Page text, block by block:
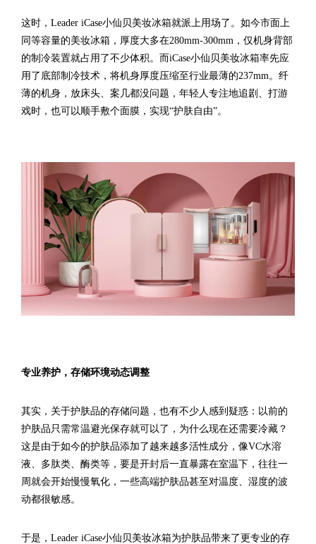
这时，Leader iCase小仙贝美妆冰箱就派上用场了。如今市面上
同等容量的美妆冰箱，厚度大多在280mm-300mm，仅机身背部
的制冷装置就占用了不少体积。而iCase小仙贝美妆冰箱率先应
用了底部制冷技术，将机身厚度压缩至行业最薄的237mm。纤
薄的机身，放床头、案几都没问题，年轻人专注地追剧、打游
戏时，也可以顺手敷个面膜，实现“护肤自由”。
专业养护，存储环境动态调整
其实，关于护肤品的存储问题，也有不少人感到疑惑：以前的
护肤品只需常温避光保存就可以了，为什么现在还需要冷藏？
这是由于如今的护肤品添加了越来越多活性成分，像VC水溶
液、多肽类、酶类等，要是开封后一直暴露在室温下，往往一
周就会开始慢慢氧化，一些高端护肤品甚至对温度、湿度的波
动都很敏感。
于是，Leader iCase小仙贝美妆冰箱为护肤品带来了更专业的存